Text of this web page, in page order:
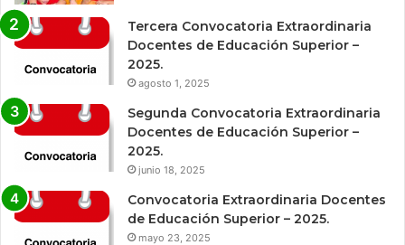
Tercera Convocatoria Extraordinaria
Docentes de Educación Superior –
2025.
agosto 1, 2025
Segunda Convocatoria Extraordinaria
Docentes de Educación Superior –
2025.
junio 18, 2025
Convocatoria Extraordinaria Docentes
de Educación Superior – 2025.
mayo 23, 2025